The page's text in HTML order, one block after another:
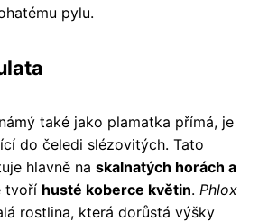
pylu.
také jako plamatka přímá, je
do čeledi slézovitých. Tato
hlavně na skalnatých horách a
tvoří husté koberce květin. Phlox
rostlina, která dorůstá výšky